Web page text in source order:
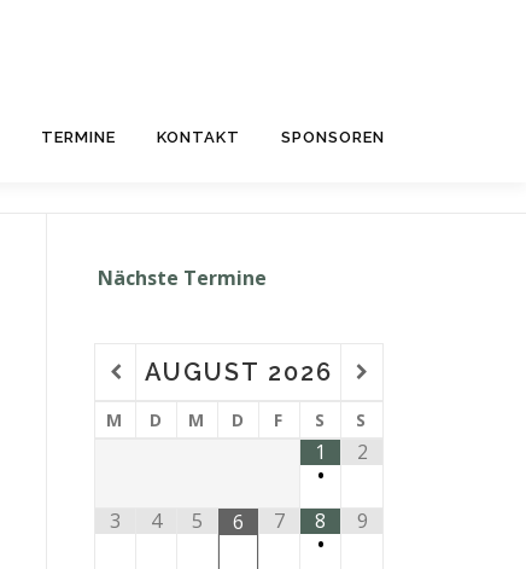
TERMINE KONTAKT SPONSOREN
Nächste Termine
AUGUST 2026
M D M D F S S
1
•
2
3 4 5 6 7
8
•
9